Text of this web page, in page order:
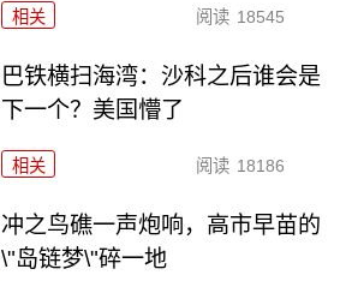
相关 阅读 18545
巴铁横扫海湾：沙科之后谁会是
下一个？美国懵了
相关 阅读 18186
冲之鸟礁一声炮响，高市早苗的
\"岛链梦\"碎一地